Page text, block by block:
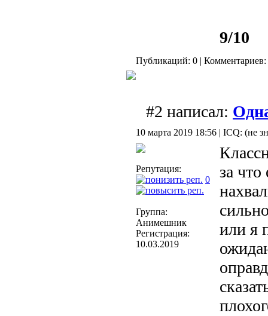
9/10
Публикаций: 0 | Комментариев:
#2 написал:
10 марта 2019 18:56 | ICQ: (не
Репутация:
0
Группа:
Анимешник
Регистрация:
10.03.2019
за что
или я